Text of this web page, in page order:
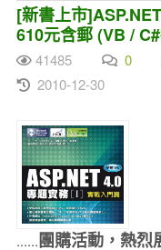
[新書上市
610元含郵 (VB /
41485 0
2010-12-30
......團購活動，熱烈